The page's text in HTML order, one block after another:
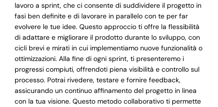
lavoro a sprint, che ci consente di suddividere il progetto in
fasi ben definite e di lavorare in parallelo con te per far
evolvere le tue idee. Questo approccio ti offre la flessibilità
di adattare e migliorare il prodotto durante lo sviluppo, con
cicli brevi e mirati in cui implementiamo nuove funzionalità o
ottimizzazioni. Alla fine di ogni sprint, ti presenteremo i
progressi compiuti, offrendoti piena visibilità e controllo sul
processo. Potrai rivedere, testare e fornire feedback,
assicurando un continuo affinamento del progetto in linea
con la tua visione. Questo metodo collaborativo ti permette